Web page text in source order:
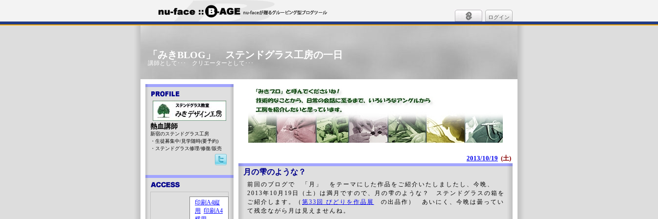
ログイン
「みきBLOG」 ステンドグラス工房の一日
講師として･･･ クリエーターとして･･･
2013/10/19 (土)
月の雫のような？
前回のブログで 「月」 をテーマにした作品をご紹介いたしましたし、今晩、
2013年10月19日（土）は満月ですので、月の雫のような？ ステンドグラスの箱を
ご紹介します。（ 第33回 びどりを作品展
の出品作） あいにく、今晩は曇ってい
て残念ながら月は見えませんね。
熱血講師
新宿のステンドグラス工房
・生徒募集中/見学随時(要予約)
・ステンドグラス修理/修復/販売